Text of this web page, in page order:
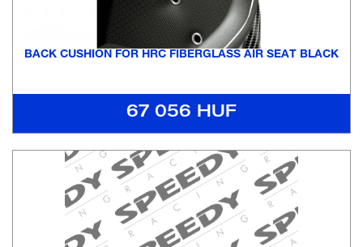
BACK CUSHION FOR HRC FIBERGLASS AIR SEAT BLACK
67 056 HUF